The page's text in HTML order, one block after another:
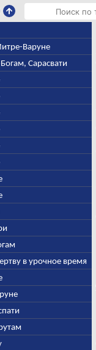
Варуне
Сарасвати
в урочное время